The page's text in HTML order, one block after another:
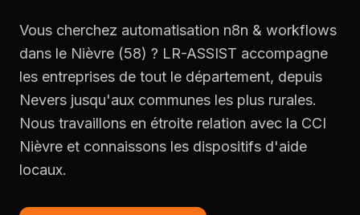
Vous cherchez automatisation n8n & workflows
dans le Nièvre (58) ? LR-ASSIST accompagne
les entreprises de tout le département, depuis
Nevers jusqu'aux communes les plus rurales.
Nous travaillons en étroite relation avec la CCI
Nièvre et connaissons les dispositifs d'aide
locaux.